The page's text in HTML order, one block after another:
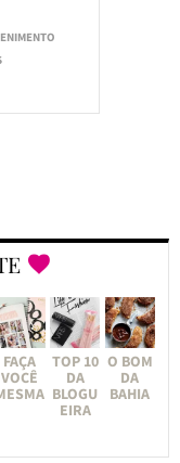
FAÇA
VOCÊ
TOP 10
DA
BLOGU
EIRA
O BOM
DA
BAHIA